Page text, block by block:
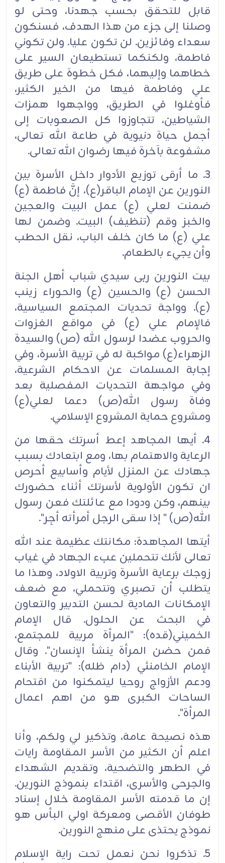
قابل للتحقق بحسب جهدنا، وحتى لو
وصلنا إلى جزء من هذا الهدف، فسنكون
سعداء وفائزين. لن تكون عليا. ولن تكوني
فاطمة، ولكنكما تستطيعان السير على
خطاهما وإليهما، فكل خطوة على طريق
علي وفاطمة فيها من الخير الكثير،
فأوغلوا في الطريق، وواجهوا همزات
الشياطين، تتجاوزوا كل الصعوبات إلى
أجمل حياة دنيوية في طاعة الله تعالى،
مشفوعة بآخرة فيها رضوان الله تعالى.
3. ما أرقى توزيع الأدوار داخل الأسرة بين
النورين عن الإمام الباقر(ع)، إنَّ فاطمة (ع)
ضمنت لعلي (ع) عمل البيت والعجين
والخبز وقم (تنظيف) البيت. وضمن لها
علي (ع) ما كان خلف الباب، نقل الحطب
وأن يجيء بالطعام.
بيت النورين ربى سيدي شباب أهل الجنة
الحسن (ع) والحسين (ع) والحوراء زينب
(ع). وواجة تحديات المجتمع السياسية،
فالإمام علي (ع) في مواقع الغزوات
والحروب عضدا لرسول الله (ص) والسيدة
الزهراء(ع) مواكبة له في تربية الأسرة، وفي
إجابة المسلمات عن الاحكام الشرعية،
وفي مواجهة التحديات المفصلية بعد
وفاة رسول الله(ص) دعما لعلي(ع)
ومشروع حماية المشروع الإسلامي.
4. أيها المجاهد إعط أسرتك حقها من
الرعاية والاهتمام بها، ومع ابتعادك بسبب
جهادك عن المنزل لأيام وأسابيع أحرص
ان تكون الأولوية لأسرتك أثناء حضورك
بينهم، وكن ودودا مع عائلتك فعن رسول
الله(ص) " إذا سقى الرجل أمرأته أجِر".
أيتها المجاهدة: مكانتك عظيمة عند الله
تعالى لأنك تتحملين عبء الجهاد في غياب
زوجك برعاية الأسرة وتربية الاولاد، وهذا ما
يتطلب أن تصبري وتتحملي، مع ضعف
الإمكانات المادية لحسن التدبير والتعاون
في البحث عن الحلول. قال الإمام
الخميني(قده): "المرأة مربية للمجتمع،
فمن حضن المرأة ينشأ الإنسان". وقال
الإمام الخامنئي (دام ظله): "تربية الأبناء
ودعم الأزواج روحيا ليتمكنوا من اقتحام
الساحات الكبرى هو من اهم اعمال
المرأة".
هذه نصيحة عامة، وتذكير لي ولكم، وأنا
اعلم أن الكثير من الأسر المقاومة رايات
في الطهر والتضحية، وتقديم الشهداء
والجرحى والأسرى، اقتداء بنموذج النورين.
إن ما قدمته الأسر المقاومة خلال إسناد
طوفان الأقصى ومعركة اولي البأس هو
نموذج يحتذى على منهج النورين.
5. تذكروا نحن نعمل تحت راية الإسلام